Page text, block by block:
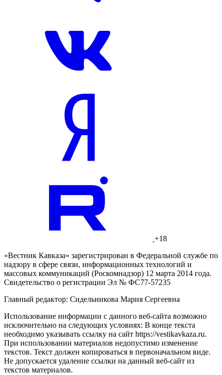
+18
«Вестник Кавказа» зарегистрирован в Федеральной службе по
надзору в сфере связи, информационных технологий и
массовых коммуникаций (Роскомнадзор) 12 марта 2014 года.
Свидетельство о регистрации Эл № ФС77-57235
Главный редактор: Сидельникова Мария Сергеевна
Использование информации с данного веб-сайта возможно
исключительно на следующих условиях: В конце текста
необходимо указывать ссылку на сайт https://vestikavkaza.ru.
При использовании материалов недопустимо изменение
текстов. Текст должен копироваться в первоначальном виде.
Не допускается удаление ссылки на данный веб-сайт из
текстов материалов.